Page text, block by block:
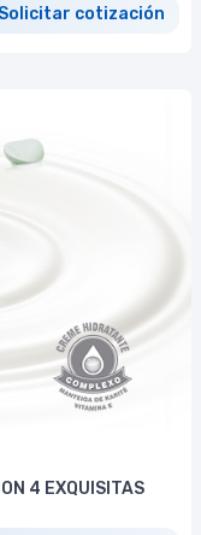
Solicitar cotización
4 EXQUISITAS